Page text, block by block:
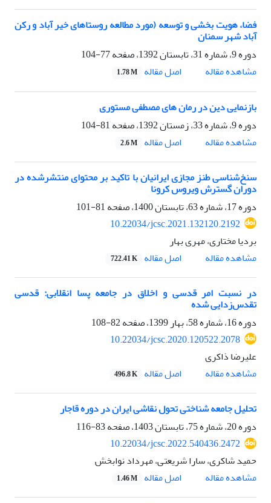
فضا، هویت بخشی و توسعه (مورد مطالعه روستاهای خیر آباد و رکن
آباد شهر سمنان
دوره 9، شماره 31، تابستان 1392، صفحه
77-104
مشاهده مقاله
اصل مقاله 1.78 M
بازنمایی دین در رمان های مصطفی مستوری
دوره 9، شماره 33، زمستان 1392، صفحه
81-104
مشاهده مقاله
اصل مقاله 2.6 M
سنخ‌شناسی طنز مجازی ایرانیان با تاکید بر محتوای منتشرشده در
دوران گسترش ویروس کرونا
دوره 17، شماره 63، تابستان 1400، صفحه
81-101
10.22034/jcsc.2021.132120.2192
بردیا مختاری، مهری بهار
مشاهده مقاله
اصل مقاله 722.41 K
در نسبت امر قدسی و اخلاق در جامعه پسا انقلابی: قدسی
تقدس‌زدایی شده
دوره 16، شماره 58، بهار 1399، صفحه
82-108
10.22034/jcsc.2020.120522.2078
علیرضا ذاکری
مشاهده مقاله
اصل مقاله 496.8 K
تحلیل جامعه شناختی تحول نقاشی ایران در دوره قاجار
دوره 20، شماره 75، تابستان 1403، صفحه
83-116
10.22034/jcsc.2022.540436.2472
حمید شاکری، سارا شریعتی، مهرداد نوابخش
مشاهده مقاله
اصل مقاله 1.46 M